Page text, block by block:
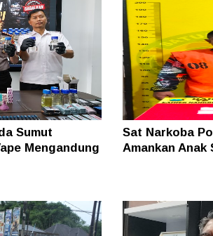
Sumut
Mengandung
Sat Narkoba
Amankan Anak